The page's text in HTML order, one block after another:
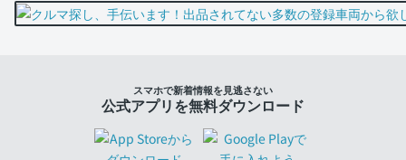
スマホで新着情報を見逃さない
公式アプリを無料ダウンロード